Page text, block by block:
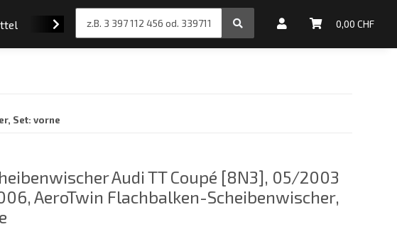
0,00 CHF
Originale Motoröle
Set: vorne
Audi TT Coupé [8N3], 05/2003
AeroTwin Flachbalken-Scheibenwischer,